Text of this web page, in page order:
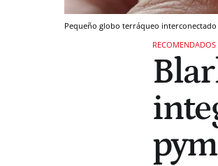
Pequeño globo terráqueo interconectado
RECOMENDADOS